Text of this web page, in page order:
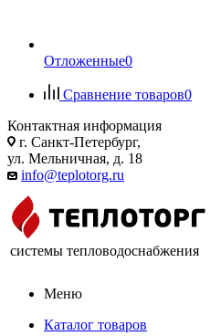
Отложенные0
Сравнение товаров0
Контактная информация
г. Санкт-Петербург,
ул. Мельничная, д. 18
info@teplotorg.ru
системы тепловодоснабжения
Меню
Каталог товаров